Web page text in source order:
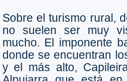
Sobre el turismo rural,
no suelen ser muy
mucho. El imponente
donde se encuentran
y el más alto,